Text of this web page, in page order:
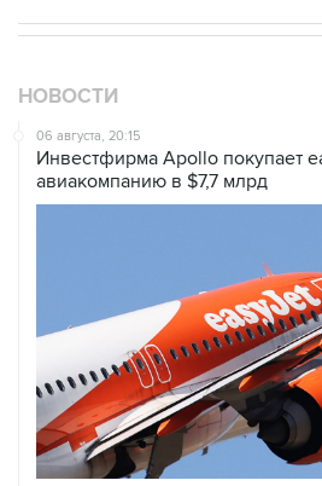
НОВОСТИ
06 августа, 20:15
Инвестфирма Apollo покупает
авиакомпанию в $7,7 млрд